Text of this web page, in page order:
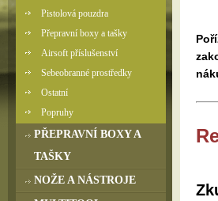
Pistolová pouzdra
Přepravní boxy a tašky
Airsoft příslušenství
Sebeobranné prostředky
Ostatní
Popruhy
PŘEPRAVNÍ BOXY A
TAŠKY
NOŽE A NÁSTROJE